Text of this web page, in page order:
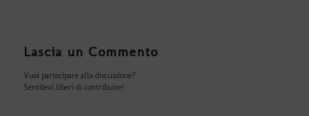
Lascia un Commento
Vuoi partecipare alla discussione?
Sentitevi liberi di contribuire!